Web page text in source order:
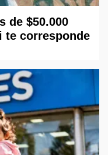
de $50.000
te corresponde